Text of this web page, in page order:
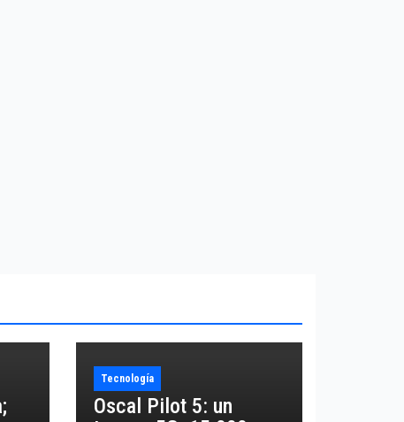
Tecnología
Oscal Pilot 5: un